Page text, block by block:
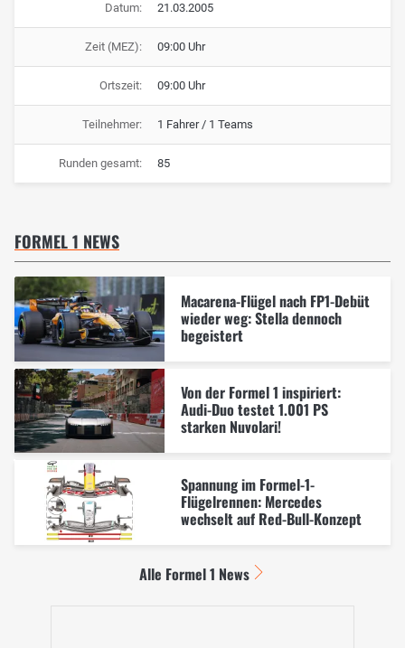
Datum: 21.03.2005
Zeit (MEZ): 09:00 Uhr
Ortszeit: 09:00 Uhr
Teilnehmer: 1 Fahrer / 1 Teams
Runden gesamt: 85
FORMEL 1 NEWS
Macarena-Flügel nach FP1-Debüt
wieder weg: Stella dennoch
begeistert
Von der Formel 1 inspiriert:
Audi-Duo testet 1.001 PS
starken Nuvolari!
Spannung im Formel-1-
Flügelrennen: Mercedes
wechselt auf Red-Bull-Konzept
Alle Formel 1 News